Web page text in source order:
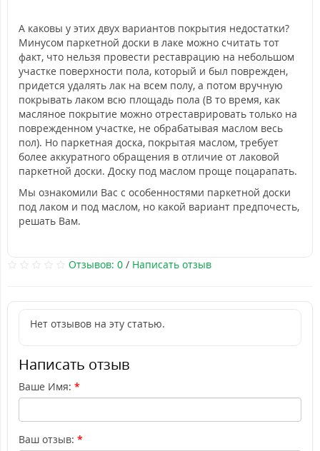
А каковы у этих двух вариантов покрытия недостатки?
Минусом паркетной доски в лаке можно считать тот
факт, что нельзя провести реставрацию на небольшом
участке поверхности пола, который и был поврежден,
придется удалять лак на всем полу, а потом вручную
покрывать лаком всю площадь пола (В то время, как
масляное покрытие можно отреставрировать только на
поврежденном участке, не обрабатывая маслом весь
пол). Но паркетная доска, покрытая маслом, требует
более аккуратного обращения в отличие от лаковой
паркетной доски. Доску под маслом проще поцарапать.
Мы ознакомили Вас с особенностями паркетной доски
под лаком и под маслом, но какой вариант предпочесть,
решать Вам.
Отзывов: 0/ Написать отзыв
Нет отзывов на эту статью.
Написать отзыв
Ваше Имя:
Ваш отзыв: